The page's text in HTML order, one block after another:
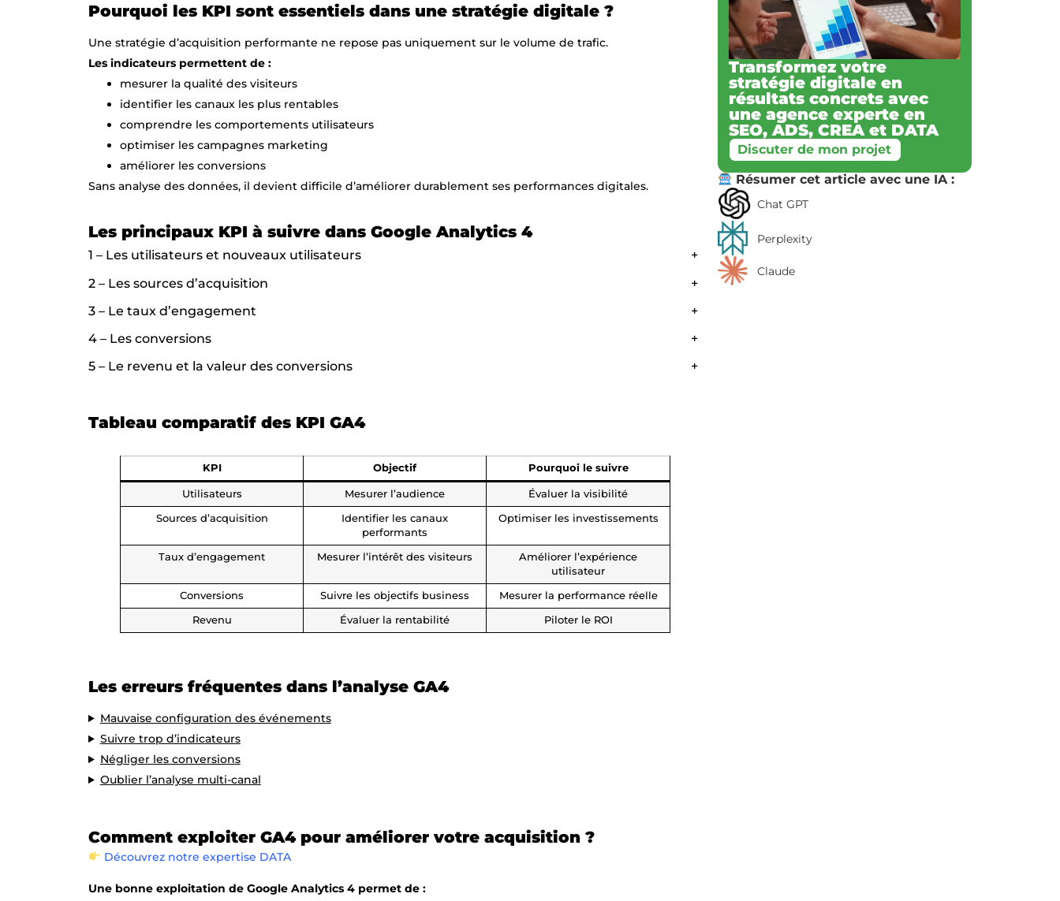
Pourquoi les KPI sont essentiels dans une stratégie digitale ?
Une stratégie d’acquisition performante ne repose pas uniquement sur le volume de trafic.
Les indicateurs permettent de :
mesurer la qualité des visiteurs
identifier les canaux les plus rentables
comprendre les comportements utilisateurs
optimiser les campagnes marketing
améliorer les conversions
Sans analyse des données, il devient difficile d’améliorer durablement ses performances digitales.
Les principaux KPI à suivre dans Google Analytics 4
1 – Les utilisateurs et nouveaux utilisateurs
+
2 – Les sources d’acquisition
+
3 – Le taux d’engagement
+
4 – Les conversions
+
5 – Le revenu et la valeur des conversions
+
Tableau comparatif des KPI GA4
KPI Objectif Pourquoi le suivre
Utilisateurs Mesurer l’audience Évaluer la visibilité
Sources d’acquisition
Identifier les canaux
performants
Optimiser les investissements
Taux d’engagement Mesurer l’intérêt des visiteurs
Améliorer l’expérience
utilisateur
Conversions Suivre les objectifs business Mesurer la performance réelle
Revenu Évaluer la rentabilité Piloter le ROI
Les erreurs fréquentes dans l’analyse GA4
Mauvaise configuration des événements
Suivre trop d’indicateurs
Négliger les conversions
Oublier l’analyse multi-canal
Comment exploiter GA4 pour améliorer votre acquisition ?
Découvrez notre expertise DATA
Une bonne exploitation de Google Analytics 4 permet de :
Transformez votre
stratégie digitale en
résultats concrets avec
une agence experte en
SEO, ADS, CREA et DATA
Discuter de mon projet
Résumer cet article avec une IA :
Chat GPT
Perplexity
Claude